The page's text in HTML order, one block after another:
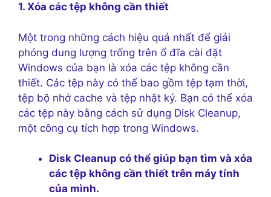
1. Xóa các tệp không cần thiết
Một trong những cách hiệu quả nhất để giải
phóng dung lượng trống trên ổ đĩa cài đặt
Windows của bạn là xóa các tệp không cần
thiết. Các tệp này có thể bao gồm tệp tạm thời,
tệp bộ nhớ cache và tệp nhật ký. Bạn có thể xóa
các tệp này bằng cách sử dụng Disk Cleanup,
một công cụ tích hợp trong Windows.
Disk Cleanup có thể giúp bạn tìm và xóa
các tệp không cần thiết trên máy tính
của mình.